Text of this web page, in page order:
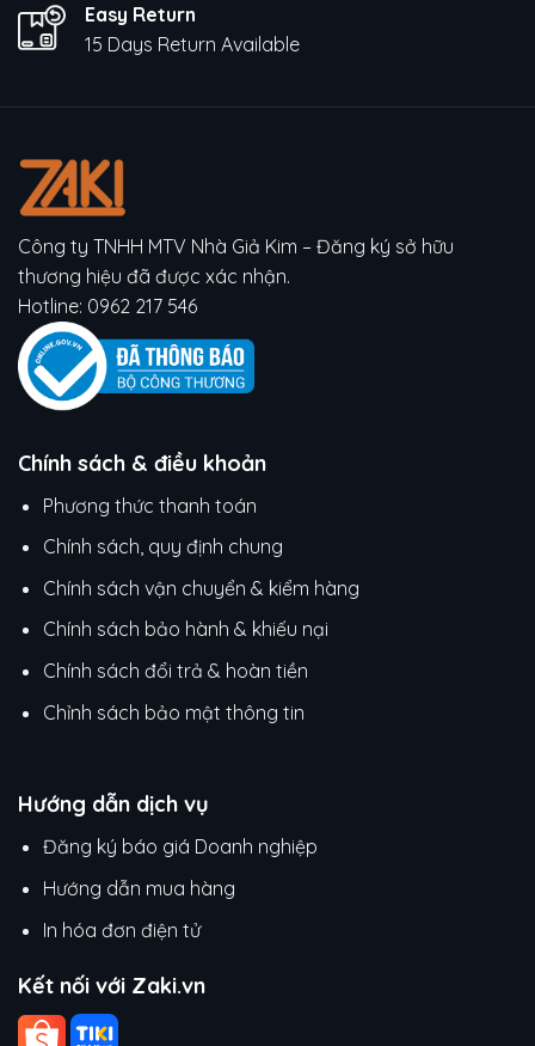
Easy Return
15 Days Return Available
Công ty TNHH MTV Nhà Giả Kim – Đăng ký sở hữu
thương hiệu đã được xác nhận.
Hotline: 0962 217 546
Chính sách & điều khoản
Phương thức thanh toán
Chính sách, quy định chung
Chính sách vận chuyển & kiểm hàng
Chính sách bảo hành & khiếu nại
Chính sách đổi trả & hoàn tiền
Chỉnh sách bảo mật thông tin
Hướng dẫn dịch vụ
Đăng ký báo giá Doanh nghiệp
Hướng dẫn mua hàng
In hóa đơn điện tử
Kết nối với Zaki.vn